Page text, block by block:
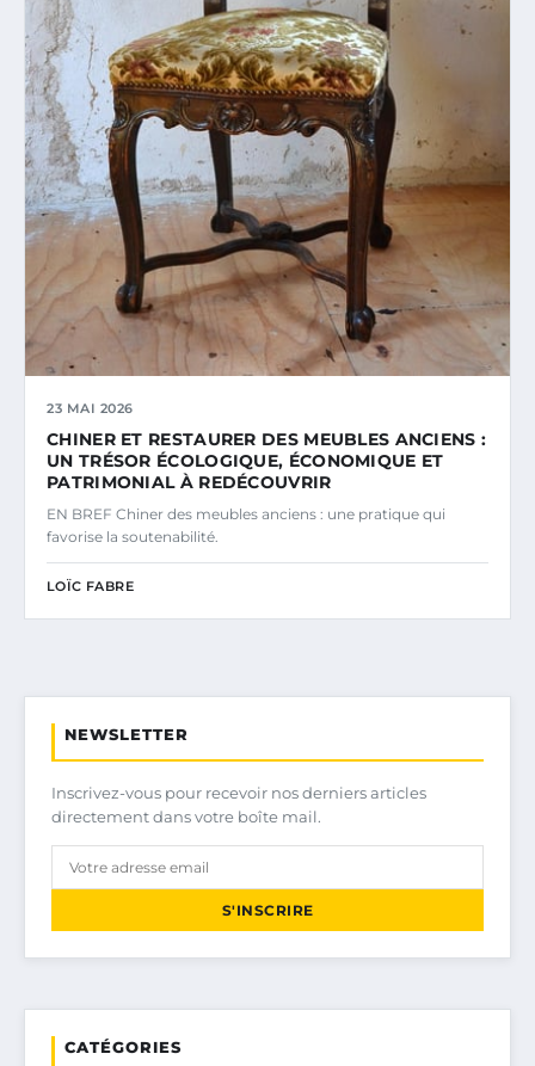
23 MAI 2026
CHINER ET RESTAURER DES MEUBLES ANCIENS :
UN TRÉSOR ÉCOLOGIQUE, ÉCONOMIQUE ET
PATRIMONIAL À REDÉCOUVRIR
EN BREF Chiner des meubles anciens : une pratique qui
favorise la soutenabilité.
LOÏC FABRE
NEWSLETTER
Inscrivez-vous pour recevoir nos derniers articles
directement dans votre boîte mail.
S'INSCRIRE
CATÉGORIES